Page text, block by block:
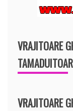
VRAJITOARE
VRAJITOARE